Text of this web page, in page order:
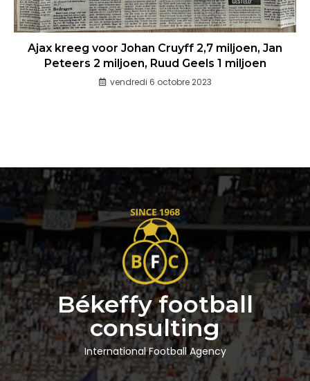
Ajax kreeg voor Johan Cruyff 2,7 miljoen, Jan
Peteers 2 miljoen, Ruud Geels 1 miljoen
vendredi 6 octobre 2023
Békeffy football
consulting
International Football Agency